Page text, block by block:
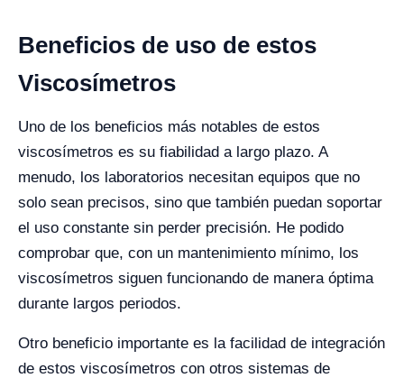
Beneficios de uso de estos
Viscosímetros
Uno de los beneficios más notables de estos
viscosímetros es su fiabilidad a largo plazo. A
menudo, los laboratorios necesitan equipos que no
solo sean precisos, sino que también puedan soportar
el uso constante sin perder precisión. He podido
comprobar que, con un mantenimiento mínimo, los
viscosímetros siguen funcionando de manera óptima
durante largos periodos.
Otro beneficio importante es la facilidad de integración
de estos viscosímetros con otros sistemas de